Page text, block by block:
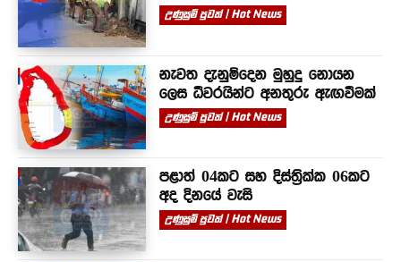
උණුසුම් පුවත් | Hot News
නැවත දැනුම්දෙන මුහුදු නොයන
ලෙස ධීවරයින්ට අනතුරු ඇඟවීමක්
උණුසුම් පුවත් | Hot News
පළාත් 04කට සහ දිස්ත්‍රික්ක 06කට
අද දිනයේ වැසි
උණුසුම් පුවත් | Hot News